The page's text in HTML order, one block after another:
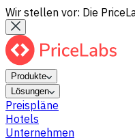
Wir stellen vor: Die
Produkte
Lösungen
Preispläne
Hotels
Unternehmen